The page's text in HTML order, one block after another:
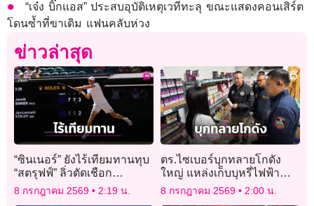
“เจ๋ง บิ๊กแอส” ประสบอุบัติเหตุเวทีทะลุ ขณะแสดงคอนเสิร์ต
โดนซ้ำที่ขาเดิม แฟนคลับห่วง
ข่าวล่าสุด
“ซินเนอร์” ยังไร้เทียมทานทุบ
“สตรุฟฟ์” ลิ่วตัดเชือก
วิมเบิลดัน
8 กรกฎาคม 2569 2:19 น.
ตร.ไซเบอร์บุกทลายโกดัง
ใหญ่ แหล่งเก็บบุหรี่ไฟฟ้า
ลอบขายออนไลน์ ยึดของ
กลางอื้อ!
8 กรกฎาคม 2569 2:00 น.